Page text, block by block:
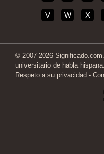
V W X
© 2007-2026
universitario de habla hispana.
Respeto a su privacidad -